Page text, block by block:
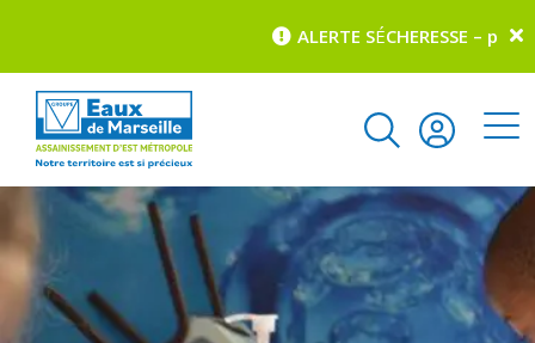
ALERTE SÉ CHERESSE –